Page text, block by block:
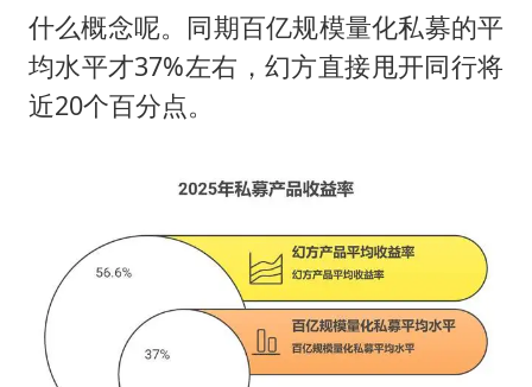
什么概念呢。同期百亿规模量化私募的平
均水平才37%左右，幻方直接甩开同行将
近20个百分点。